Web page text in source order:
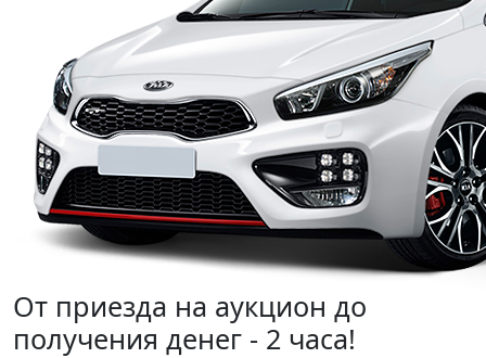
От приезда на аукцион до
получения денег - 2 часа!